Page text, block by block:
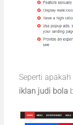
Seperti
iklan judi bola